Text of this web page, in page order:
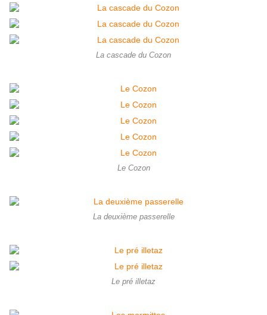
La cascade du Cozon
Le Cozon
La deuxième passerelle
Le pré illetaz